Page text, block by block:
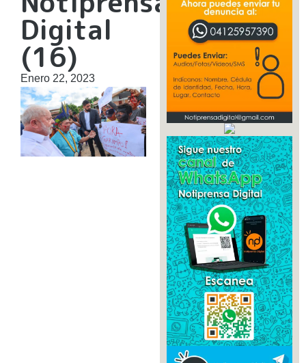
Digital
(16)
Enero 22, 2023